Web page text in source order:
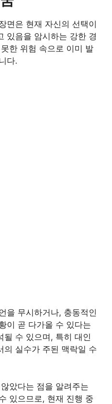
면은 현재 자신의 선택이
있음을 암시하는 강한 경
한 위험 속으로 이미 발
다.
을 무시하거나, 충동적인
이 곧 다가올 수 있다는
될 수 있으며, 특히 대인
의 실수가 주된 맥락일 수
았다는 점을 알려주는
있으므로, 현재 진행 중